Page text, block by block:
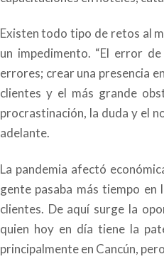
Existen todo tipo de retos al
un impedimento. “El error
errores; crear una presencia
clientes y el más grande
procrastinación, la duda y el
adelante.
La pandemia afectó
gente pasaba más tiempo
clientes. De aquí surge la
quien hoy en día tiene la
principalmente en Cancún,